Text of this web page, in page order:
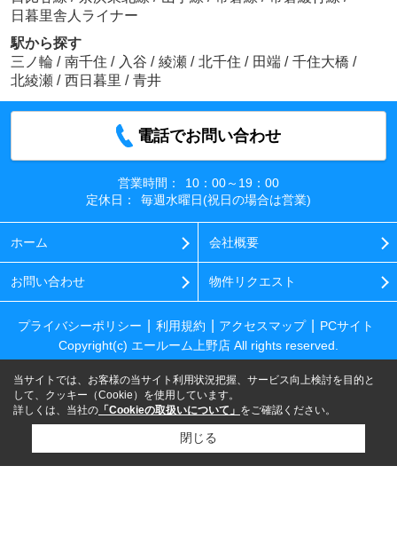
日暮里舎人ライナー
駅から探す
三ノ輪 / 南千住 / 入谷 / 綾瀬 / 北千住 / 田端 / 千住大橋 /
北綾瀬 / 西日暮里 / 青井
電話でお問い合わせ
営業時間：
10：00～19：00
定休日：
毎週水曜日(祝日の場合は営業)
ホーム 会社概要
お問い合わせ 物件リクエスト
プライバシーポリシー 利用規約 アクセスマップ
PCサイト
Copyright(c) エールーム上野店 All rights reserved.
当サイトでは、お客様の当サイト利用状況把握、サービス向上検討を目的と
して、クッキー（Cookie）を使用しています。
詳しくは、当社の 「Cookieの取扱いについて」 をご確認ください。
閉じる